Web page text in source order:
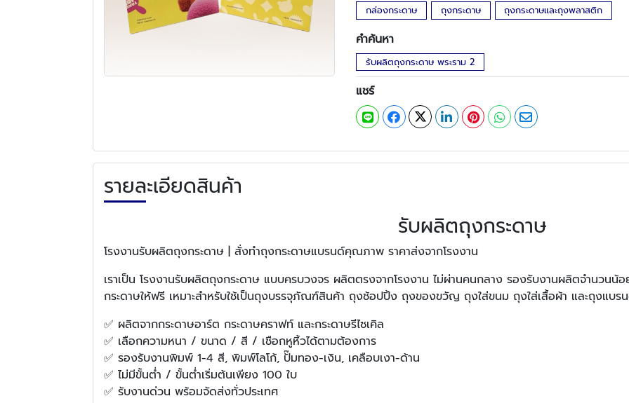
กล่องกระดาษ ถุงกระดาษ ถุงกระดาษและถุงพลาสติก
คำค้นหา
รับผลิตถุงกระดาษ พระราม 2
แชร์
รายละเอียดสินค้า
รับผลิตถุงกระดาษ
โรงงานรับผลิตถุงกระดาษ | สั่งทำถุงกระดาษแบรนด์คุณภาพ ราคาส่งจากโรงงาน
เราเป็น โรงงานรับผลิตถุงกระดาษ แบบครบวงจร ผลิตตรงจากโรงงาน ไม่ผ่านคนกลาง รองรับงานผลิตจำนวน
กระดาษให้ฟรี เหมาะสำหรับใช้เป็นถุงบรรจุภัณฑ์สินค้า ถุงช้อปปิ้ง ถุงของขวัญ ถุงใส่ขนม ถุงใส่เสื้อผ้า และถุงแบร
✅ ผลิตจากกระดาษอาร์ต กระดาษคราฟท์ และกระดาษรีไซเคิล
✅ เลือกความหนา / ขนาด / สี / เชือกหูหิ้วได้ตามต้องการ
✅ รองรับงานพิมพ์ 1-4 สี, พิมพ์โลโก้, ปั๊มทอง-เงิน, เคลือบเงา-ด้าน
✅ ไม่มีขั้นต่ำ / ขั้นต่ำเริ่มต้นเพียง 100 ใบ
✅ รับงานด่วน พร้อมจัดส่งทั่วประเทศ